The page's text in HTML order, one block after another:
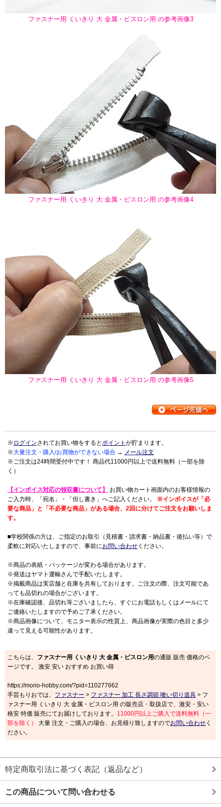
ファスナー用 くいきり 大 金属・ビスロン用 の参考画像3
ファスナー用 くいきり 大 金属・ビスロン用 の参考画像4
ファスナー用 くいきり 大 金属・ビスロン用 の参考画像5
※ ログインされてお買い物をするとポイント が貯まります。
※大量注文・購入/お買物ができない場合 → メール注文
※ご注文は24時間受付中です！ 商品代11000円以上で送料無料（一部を除
く）
【インボイス対応の領収書について】
お買い物カート画面内のお客様情報の
ご入力時、「宛名」・「但し書き」へご記入ください。 ※インボイスが「必
要な商品」と「不必要な商品」がある場合、2回に分けてご注文をお願いしま
す。
■学校関係の方は、ご指定のお取引（見積書・請求書・納品書・後払い等）で
柔軟に対応いたしますので、事前にお問い合わせ ください。
※商品の表紙・パッケージが変わる場合があります。
※発送はヤマト運輸さんで手配いたします。
※掲載商品は実店舗と在庫を共有しております。ご注文の際、注文可能であ
っても品切れの場合がございます。
※在庫確認後、品切れ等ございましたら、すぐにお電話もしくはメールにて
ご連絡いたしますので予めご了承ください。
※商品画像について、モニター表示の性質上、商品画像が実際の色目と多少
違って見える可能性があります。
こちらは、 ファスナー用 くいきり 大 金属・ビスロン用の通販 販売 価格のペ
ージです。 激安 安い おすすめ お買い得
https://morio-hobby.com/?pid=110277662
手芸もりおでは、 ファスナー > ファスナー 加工 長さ調節 喰い切り道具 > フ
ァスナー用 くいきり 大 金属・ビスロン用 の販売店・取扱店で、激安・安い
格安 特価 販売にてお届けしております。 11000円以上ご購入で送料無料（一
部を除く）
大量 注文・ご購入の場合、お見積り致しますのでお問い合わせ く
ださい。
特定商取引法に基づく表記（返品など）
この商品について問い合わせる